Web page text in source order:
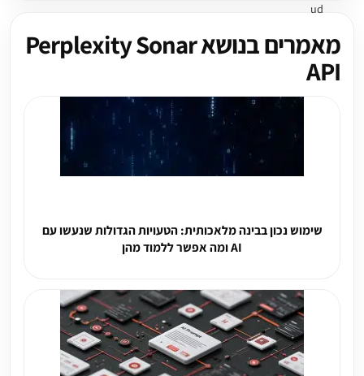
מאמרים בנושא Perplexity Sonar
API
שימוש נכון בבינה מלאכותית: הטעויות הגדולות שנעשו עם
AI ומה אפשר ללמוד מהן